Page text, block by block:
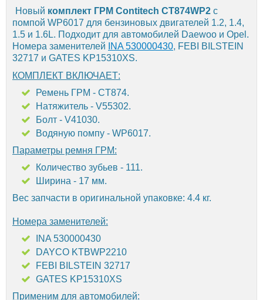
Новый комплект ГРМ Contitech CT874WP2 с
помпой WP6017 для бензиновых двигателей 1.2, 1.4,
1.5 и 1.6L. Подходит для автомобилей Daewoo и Opel.
Номера заменителей
INA 530000430, FEBI BILSTEIN
32717 и GATES KP15310XS.
КОМПЛЕКТ ВКЛЮЧАЕТ:
Ремень ГРМ - CT874.
Натяжитель - V55302.
Болт - V41030.
Водяную помпу - WP6017.
Параметры ремня ГРМ:
Количество зубьев - 111.
Ширина - 17 мм.
Вес запчасти в оригинальной упаковке: 4.4 кг.
Номера заменителей:
INA 530000430
DAYCO KTBWP2210
FEBI BILSTEIN 32717
GATES KP15310XS
Применим для автомобилей: